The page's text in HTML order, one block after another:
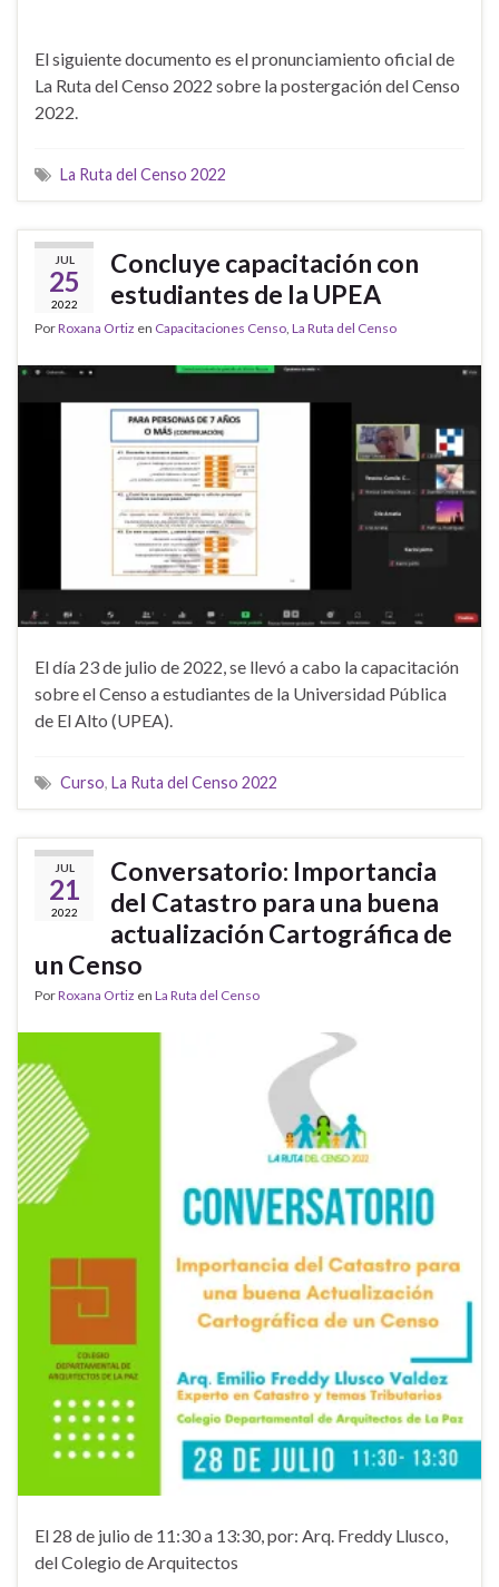
El siguiente documento es el pronunciamiento oficial de
La Ruta del Censo 2022 sobre la postergación del Censo
2022.
La Ruta del Censo 2022
JUL
25
2022
Concluye capacitación con
estudiantes de la UPEA
PorRoxana Ortiz en Capacitaciones Censo, La Ruta del Censo
El día 23 de julio de 2022, se llevó a cabo la capacitación
sobre el Censo a estudiantes de la Universidad Pública
de El Alto (UPEA).
Curso, La Ruta del Censo 2022
JUL
21
2022
Conversatorio: Importancia
del Catastro para una buena
actualización Cartográfica de
un Censo
PorRoxana Ortiz en La Ruta del Censo
El 28 de julio de 11:30 a 13:30, por: Arq. Freddy Llusco,
del Colegio de Arquitectos